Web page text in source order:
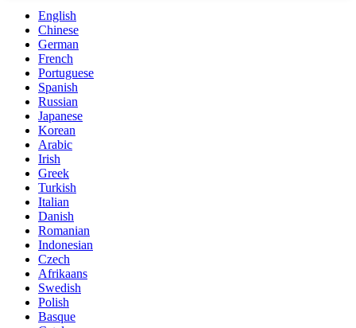
English
Chinese
German
French
Portuguese
Spanish
Russian
Japanese
Korean
Arabic
Irish
Greek
Turkish
Italian
Danish
Romanian
Indonesian
Czech
Afrikaans
Swedish
Polish
Basque